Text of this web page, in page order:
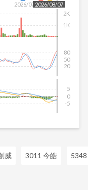
2026/07/162026/08/07
1K
2K
20
50
80
-5
0
5
威 3011 今皓